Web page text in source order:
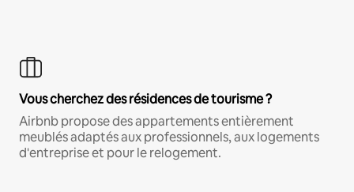
Vous cherchez des résidences de tourisme ?
Airbnb propose des appartements entièrement
meublés adaptés aux professionnels, aux logements
d'entreprise et pour le relogement.